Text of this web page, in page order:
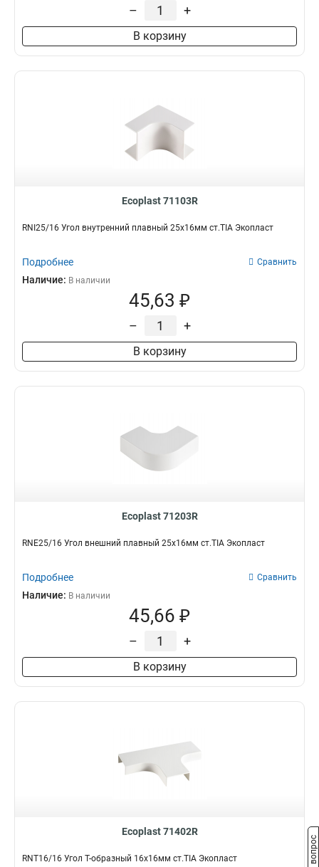
– +
В корзину
Ecoplast 71103R
RNI25/16 Угол внутренний плавный 25х16мм ст.TIA Экопласт
Подробнее Сравнить
Наличие: В наличии
45,63 ₽
– +
В корзину
Ecoplast 71203R
RNE25/16 Угол внешний плавный 25х16мм ст.TIA Экопласт
Подробнее Сравнить
Наличие: В наличии
45,66 ₽
– +
В корзину
Ecoplast 71402R
RNT16/16 Угол Т-образный 16х16мм ст.TIA Экопласт